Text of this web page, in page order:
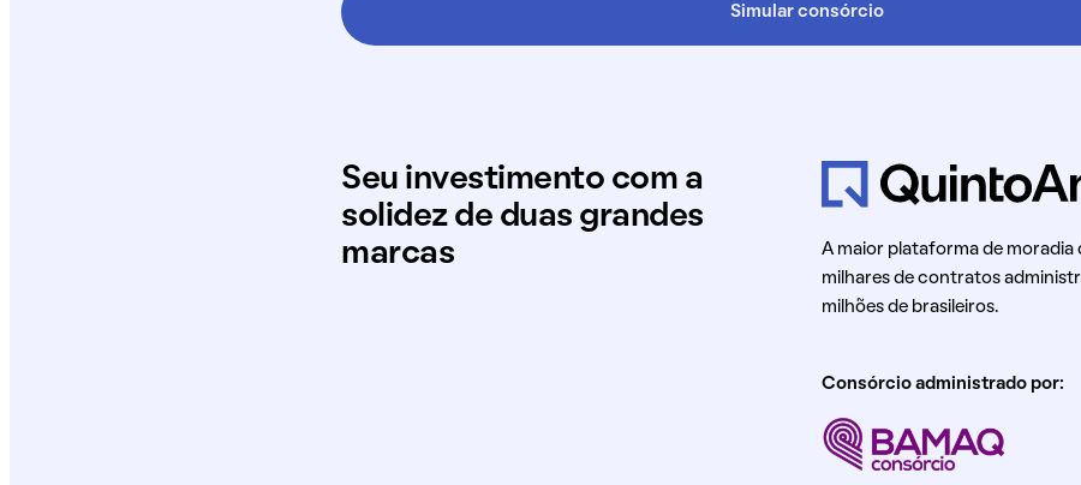
Simular consórcio
Seu investimento com a
solidez de duas grandes
marcas
A maior plataforma de moradia
milhares de contratos
milhões de brasileiros.
Consórcio administrado por: